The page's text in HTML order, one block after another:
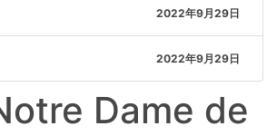
2022年9月29日
2022年9月29日
Dame de